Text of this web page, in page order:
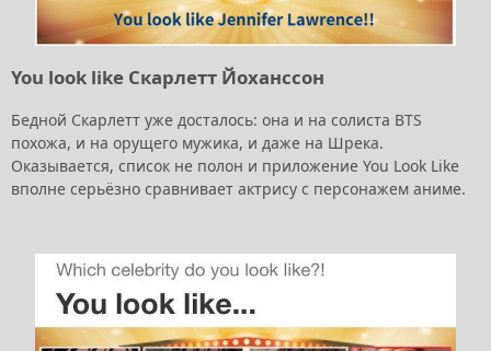
You look like Скарлетт Йоханссон
Бедной Скарлетт уже досталось: она и на солиста BTS
похожа, и на орущего мужика, и даже на Шрека.
Оказывается, список не полон и приложение You Look Like
вполне серьёзно сравнивает актрису с персонажем аниме.